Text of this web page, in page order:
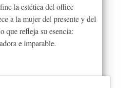
la estética del office
a la mujer del presente y del
que refleja su esencia:
e imparable.